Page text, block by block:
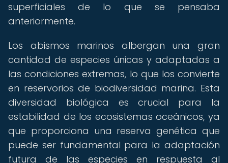
superficiales de lo que se pensaba
anteriormente.
Los abismos marinos albergan una gran
cantidad de especies únicas y adaptadas a
las condiciones extremas, lo que los convierte
en reservorios de biodiversidad marina. Esta
diversidad biológica es crucial para la
estabilidad de los ecosistemas oceánicos, ya
que proporciona una reserva genética que
puede ser fundamental para la adaptación
futura de las especies en respuesta al